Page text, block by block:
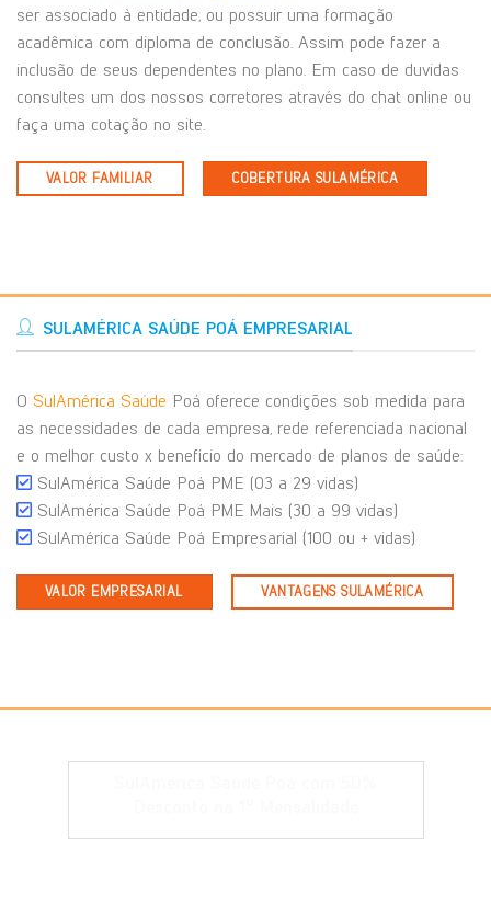
ser associado à entidade, ou possuir uma formação
acadêmica com diploma de conclusão. Assim pode fazer a
inclusão de seus dependentes no plano. Em caso de duvidas
consultes um dos nossos corretores através do chat online ou
faça uma cotação no site.
VALOR FAMILIAR COBERTURA SULAMÉRICA
SULAMÉRICA SAÚDE POÁ EMPRESARIAL
O SulAmérica Saúde Poá oferece condições sob medida para
as necessidades de cada empresa, rede referenciada nacional
e o melhor custo x benefício do mercado de planos de saúde:
SulAmérica Saúde Poá PME (03 a 29 vidas)
SulAmérica Saúde Poá PME Mais (30 a 99 vidas)
SulAmérica Saúde Poá Empresarial (100 ou + vidas)
VALOR EMPRESARIAL VANTAGENS SULAMÉRICA